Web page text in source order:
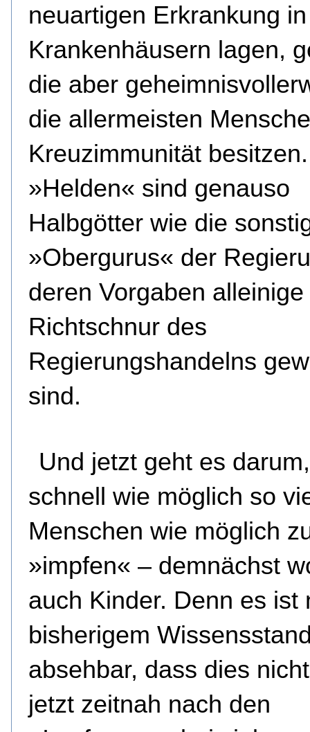
neuartigen Erkrankung
Krankenhäusern lagen,
die aber
die allermeisten
Kreuzimmunität
»Helden« sind genauso
Halbgötter wie die
»Obergurus« der
deren Vorgaben alleinige
Richtschnur des
Regierungshandelns
sind.
Und jetzt geht es
schnell wie möglich so
Menschen wie möglich
»impfen« – demnächst
auch Kinder. Denn es ist
bisherigem
absehbar, dass dies
jetzt zeitnah nach den